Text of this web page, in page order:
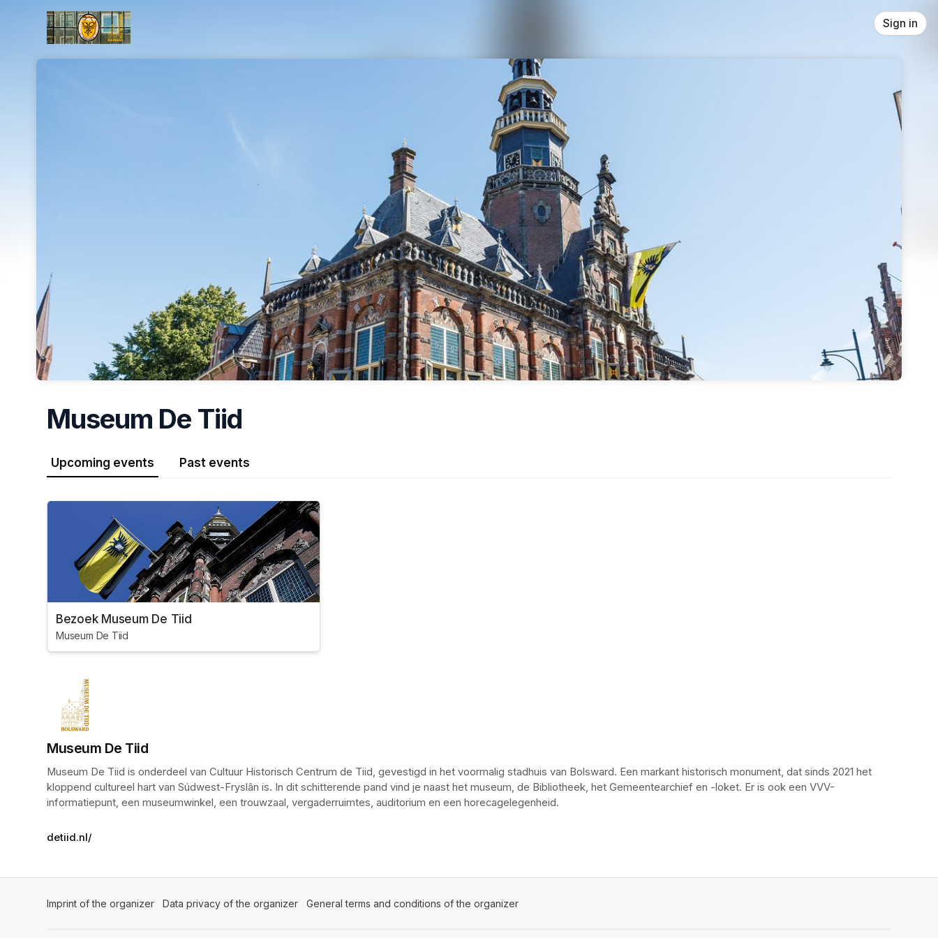
Skip header
Sign in
Museum De Tiid
Upcoming events Past events
Bezoek Museum De Tiid
Museum De Tiid
Museum De Tiid
Museum De Tiid is onderdeel van Cultuur Historisch Centrum de Tiid, gevestigd in het voormalig stadhuis van Bolsward. Een markant historisch monument, dat sinds 2021 het
kloppend cultureel hart van Súdwest-Fryslân is. In dit schitterende pand vind je naast het museum, de Bibliotheek, het Gemeentearchief en -loket. Er is ook een VVV-
informatiepunt, een museumwinkel, een trouwzaal, vergaderruimtes, auditorium en een horecagelegenheid.
detiid.nl/
Imprint of the organizer (opens in a new tab)
Data privacy of the organizer (opens in a new tab)
General terms and conditions of the organizer